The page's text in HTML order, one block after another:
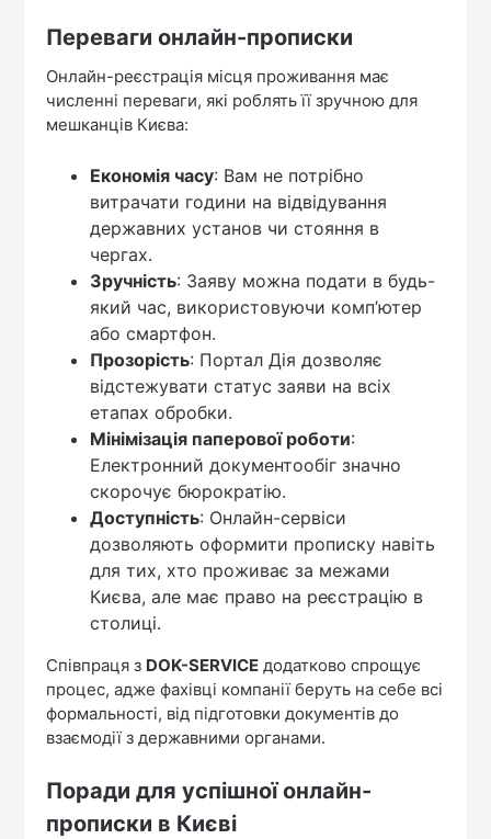
Переваги онлайн-прописки
Онлайн-реєстрація місця проживання має
численні переваги, які роблять її зручною для
мешканців Києва:
Економія часу: Вам не потрібно
витрачати години на відвідування
державних установ чи стояння в
чергах.
Зручність: Заяву можна подати в будь-
який час, використовуючи комп’ютер
або смартфон.
Прозорість: Портал Дія дозволяє
відстежувати статус заяви на всіх
етапах обробки.
Мінімізація паперової роботи:
Електронний документообіг значно
скорочує бюрократію.
Доступність: Онлайн-сервіси
дозволяють оформити прописку навіть
для тих, хто проживає за межами
Києва, але має право на реєстрацію в
столиці.
Співпраця з DOK-SERVICE додатково спрощує
процес, адже фахівці компанії беруть на себе всі
формальності, від підготовки документів до
взаємодії з державними органами.
Поради для успішної онлайн-
прописки в Києві